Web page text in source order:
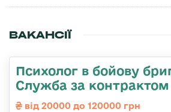
ВАКАНСІЇ
Психолог в бойову
Служба за
від 20000 до 120000 грн